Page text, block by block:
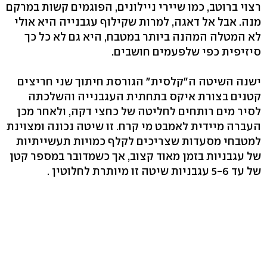
רצוי ברוטב, כמו שיירי ניילונים, הפוגמים קשות במרקם
מנה. אבל אל דאגה, למרות שקילוף עגבנייה היא אולי
לא המטלה המהנה ביותר במטבח, היא גם לא כל כך
סיזיפית כפי שלפעמים חושבים.
ישנה השיטה ה"קלסית" הגורסת חיתוך שני חריצים
קטנים בצורת איקס בתחתית העגבנייה והשלכתה
לסיר מים רותחים לחליטה של כחצי דקה, ולאחר מכן
העברה מיידית לאמבט מי קרח. זו שיטה נכונה ומצוינת
למטבחי מסעדות שצריכים לקלף כמויות תעשייתיות
של עגבניות בזמן מאוד קצוב, אך כשמדובר במספר קטן
של עד 5-6 עגבניות שיטה זו מיותרת לחלוטין .